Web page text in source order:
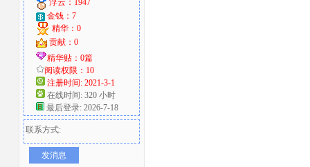
浮云：1947
金钱：7
精华：0
贡献：0
精华贴：0篇
阅读权限：10
注册时间: 2021-3-1
在线时间: 320 小时
最后登录: 2026-7-18
联系方式:
发消息